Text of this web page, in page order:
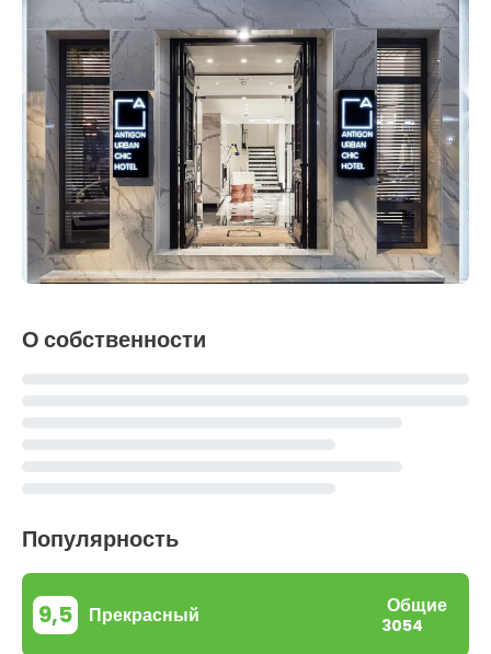
О собственности
Популярность
9,5 Прекрасный Общие
3054